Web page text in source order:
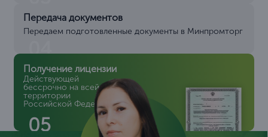
Передача документов
Передаем подготовленные документы в Минпромторг
04
Получение лицензии
Действующей
бессрочно на всей
территории
Российской Федерации
05